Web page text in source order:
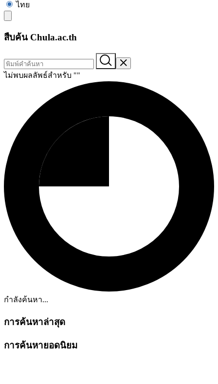
ไทย
สืบค้น Chula.ac.th
ไม่พบผลลัพธ์สำหรับ ""
กำลังค้นหา...
การค้นหาล่าสุด
การค้นหายอดนิยม